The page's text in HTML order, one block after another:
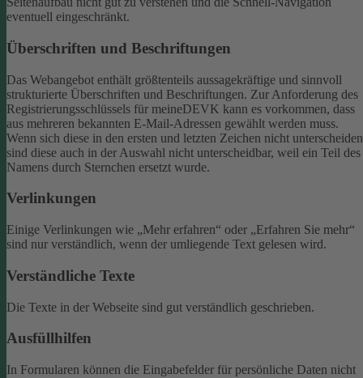
eventuell eingeschränkt.
Überschriften und Beschriftungen
Das Webangebot enthält größtenteils aussagekräftige und sinnvoll
strukturierte Überschriften und Beschriftungen. Zur Anforderung des
Registrierungsschlüssels für meineDEVK kann es vorkommen, dass
aus mehreren bekannten E-Mail-Adressen gewählt werden muss.
Wenn sich diese in den ersten und letzten Zeichen nicht
sind diese auch in der Auswahl nicht unterscheidbar, weil ein Teil des
Namens durch Sternchen ersetzt wurde.
Verlinkungen
Einige Verlinkungen wie „Mehr erfahren“ oder „Erfahren Sie mehr“
sind nur verständlich, wenn der umliegende Text gelesen wird.
Verständliche Texte
Die Texte in der Webseite sind gut verständlich geschrieben.
Ausfüllhilfen
In Formularen können die Eingabefelder für persönliche Daten nicht